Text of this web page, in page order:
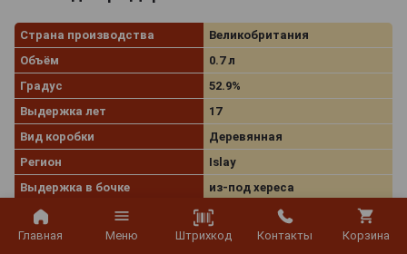
Главная Меню Штрихкод Контакты Корзина
Страна производства
Великобритания
Объём
0.7 л
Градус
52.9%
Выдержка лет
17
Вид коробки
Деревянная
Регион
Islay
Выдержка в бочке
из-под хереса
Тип
Single Malt Scotch Whisky
Артикул
43711